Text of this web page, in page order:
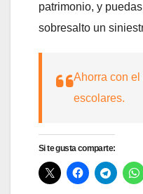
patrimonio, y
sobresalto un
Ahorra con
escolares.
Si te gusta comparte: